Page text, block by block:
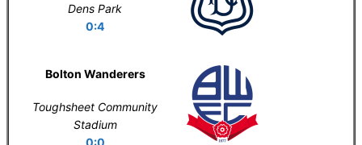
Dens Park
0:4
Bolton Wanderers
Toughsheet Community
Stadium
0:0